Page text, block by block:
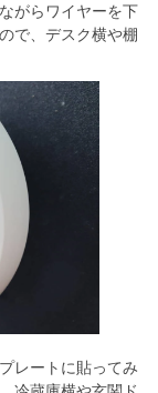
がらワイヤーを下
で、デスク横や棚
レートに貼ってみ